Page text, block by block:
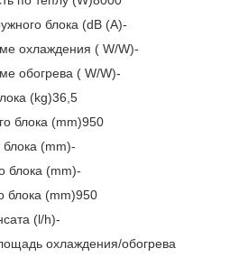
блока (dB (A)-
охлаждения ( W/W)-
обогрева ( W/W)-
(kg)36,5
блока (mm)950
(mm)-
блока (mm)-
блока (mm)950
(l/h)-
охлаждения/обогрева